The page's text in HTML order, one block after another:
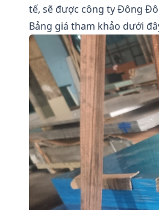
tế, sẽ được công ty Đông
Bảng giá tham khảo dưới